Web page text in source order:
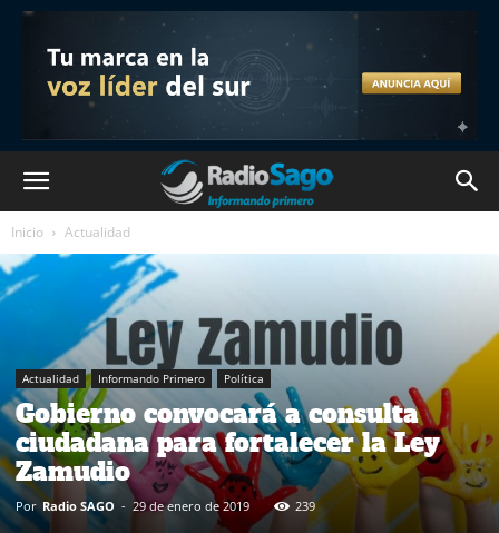
Inicio Actualidad
Actualidad Informando Primero Política
Gobierno convocará a consulta
ciudadana para fortalecer la Ley
Zamudio
Por Radio SAGO - 29 de enero de 2019 239